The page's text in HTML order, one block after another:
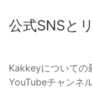
公式SNSと
Kakkeyについての
YouTubeチャンネ